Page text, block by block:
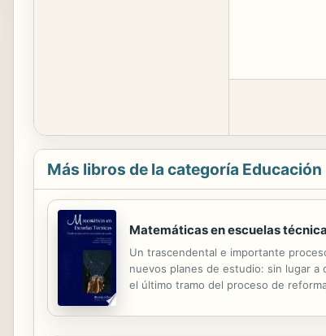
Más libros de la categoría Educación
Matemáticas en escuelas
Un trascendental e importante
nuevos planes de estudio: sin lugar a
el último tramo del proceso de